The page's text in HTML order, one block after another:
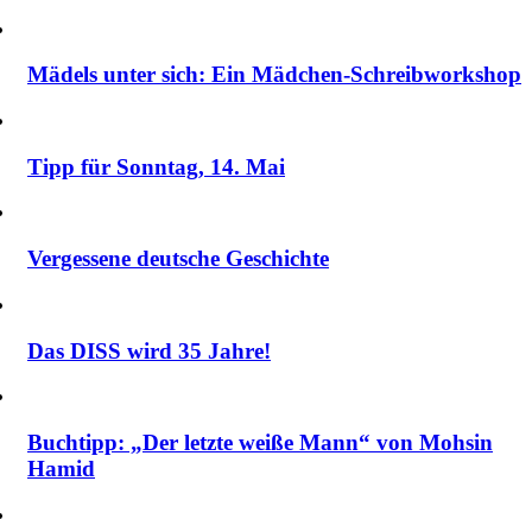
Mädels unter sich: Ein Mädchen-Schreibworkshop
Tipp für Sonntag, 14. Mai
Vergessene deutsche Geschichte
Das DISS wird 35 Jahre!
Buchtipp: „Der letzte weiße Mann“ von Mohsin
Hamid